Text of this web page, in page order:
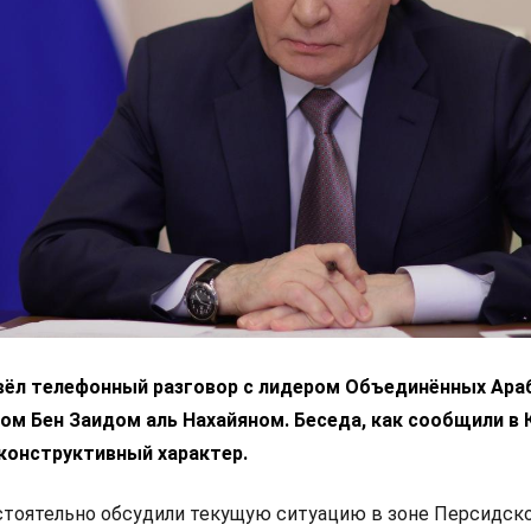
телефонный разговор с лидером Объединённых
Бен Заидом аль Нахайяном. Беседа, как сообщили в
характер.
обсудили текущую ситуацию в зоне